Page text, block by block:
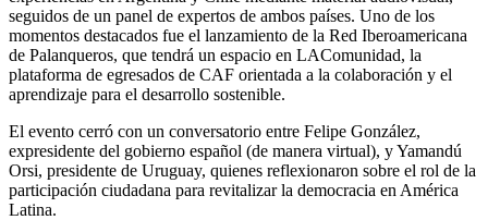
seguidos de un panel de expertos de ambos países. Uno de los
momentos destacados fue el lanzamiento de la Red Iberoamericana
de Palanqueros, que tendrá un espacio en LAComunidad, la
plataforma de egresados de CAF orientada a la colaboración y el
aprendizaje para el desarrollo sostenible.
El evento cerró con un conversatorio entre Felipe González,
expresidente del gobierno español (de manera virtual), y Yamandú
Orsi, presidente de Uruguay, quienes reflexionaron sobre el rol de la
participación ciudadana para revitalizar la democracia en América
Latina.